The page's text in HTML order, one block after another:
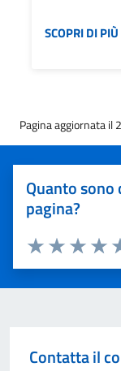
SCOPRI DI PIÙ
Pagina aggiornata
Quanto
pagina?
Valuta 3
Valuta 2
Valuta 1 stelle
Contatta il